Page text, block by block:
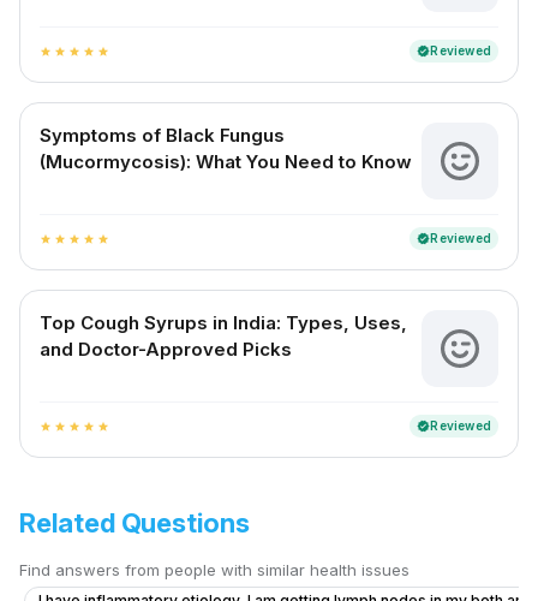
star star star star star verifiedReviewed
Symptoms of Black Fungus
(Mucormycosis): What You Need to Know
star star star star star verifiedReviewed
Top Cough Syrups in India: Types, Uses,
and Doctor-Approved Picks
star star star star star verifiedReviewed
Related Questions
Find answers from people with similar health issues